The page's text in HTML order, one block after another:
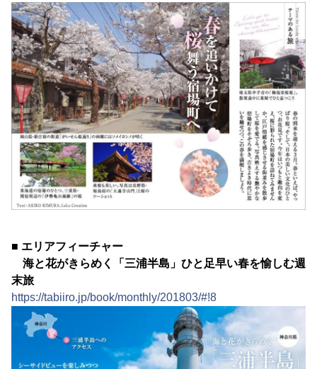
■ エリアフィーチャー
海と花がきらめく「三浦半島」ひと足早い春を愉しむ週
末旅
https://tabiiro.jp/book/monthly/201803/#!8